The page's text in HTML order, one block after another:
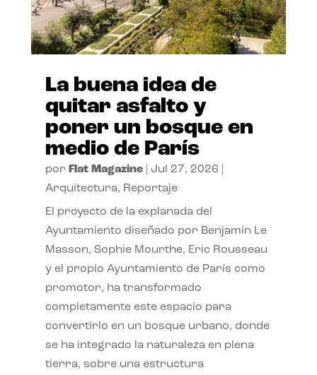
La buena idea de
quitar asfalto y
poner un bosque en
medio de París
por Flat Magazine| Jul 27, 2026
Arquitectura, Reportaje
El proyecto de la explanada del
Ayuntamiento diseñado por Benjamin Le
Masson, Sophie Mourthe, Eric Rousseau
y el propio Ayuntamiento de París como
promotor, ha transformado
completamente este espacio para
convertirlo en un bosque urbano, donde
se ha integrado la naturaleza en plena
tierra, sobre una estructura